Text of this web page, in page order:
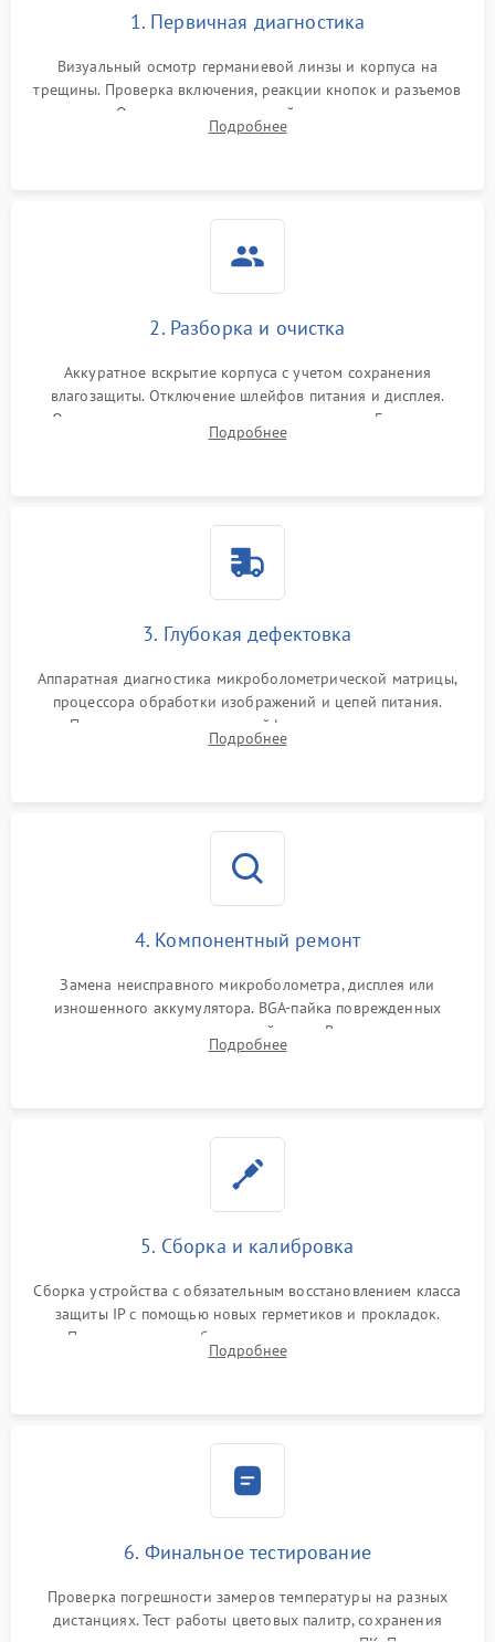
Экран (дисплей)1. Первичная диагностика
Визуальный осмотр германиевой линзы и корпуса на
трещины. Проверка включения, реакции кнопок и разъемов
зарядки. Оценка вывода тепловой сигнатуры на экран,
проверка базовых функций и считывание системных
Подробнее
2. Разборка и очистка
Аккуратное вскрытие корпуса с учетом сохранения
влагозащиты. Отключение шлейфов питания и дисплея.
Очистка внутренних плат от окислов и пыли. Бережная
обработка германиевого объектива специализированными
Подробнее
3. Глубокая дефектовка
Аппаратная диагностика микроболометрической матрицы,
процессора обработки изображений и цепей питания.
Проверка целостности шлейфов, модуля памяти и
интерфейсов связи. Выявление сгоревших SMD-компонентов
Подробнее
4. Компонентный ремонт
Замена неисправного микроболометра, дисплея или
изношенного аккумулятора. BGA-пайка поврежденных
контроллеров на материнской плате. Восстановление
разъемов и кнопок, замена поврежденных элементов
Подробнее
5. Сборка и калибровка
Сборка устройства с обязательным восстановлением класса
защиты IP с помощью новых герметиков и прокладок.
Программная калибровка матрицы по эталонному
абсолютно черному телу для точного измерения температур.
Подробнее
6. Финальное тестирование
Проверка погрешности замеров температуры на разных
дистанциях. Тест работы цветовых палитр, сохранения